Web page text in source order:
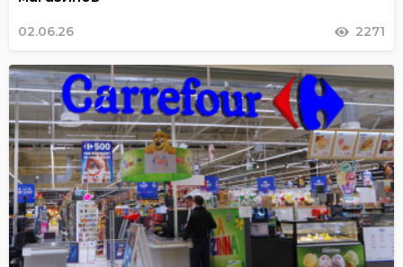
02.06.26 2271